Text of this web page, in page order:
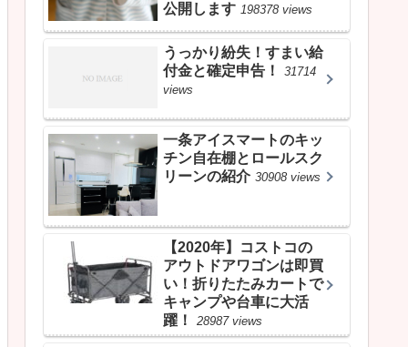
公開します 198378 views
うっかり紛失！すまい給
付金と確定申告！
31714
views
一条アイスマートのキッ
チン自在棚とロールスク
リーンの紹介 30908 views
【2020年】コストコの
アウトドアワゴンは即買
い！折りたたみカートで
キャンプや台車に大活
躍！
28987 views